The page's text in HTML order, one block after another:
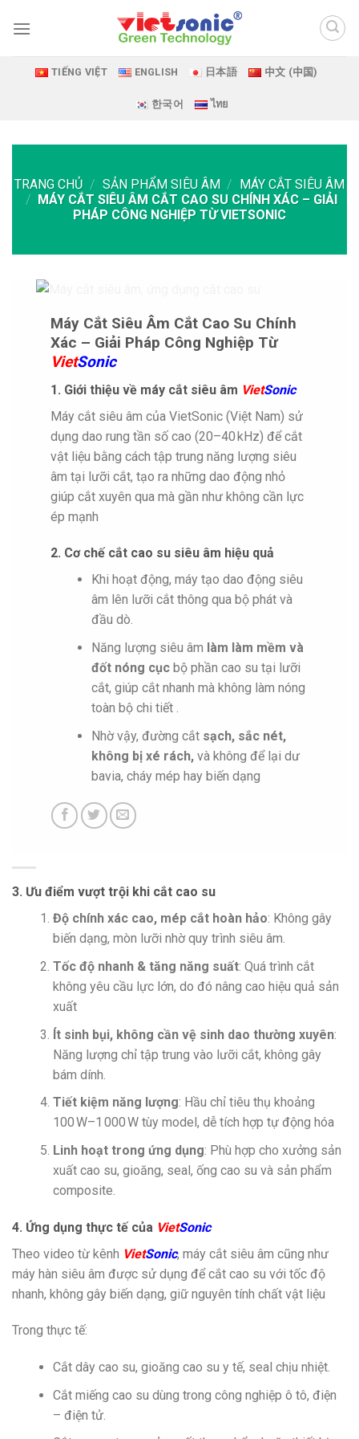
TIẾNG VIỆT ENGLISH 日本語 中文 (中国)
한국어 ไทย
TRANG CHỦ / SẢN PHẨM SIÊU ÂM / MÁY CẮT SIÊU ÂM
/ MÁY CẮT SIÊU ÂM CẮT CAO SU CHÍNH XÁC – GIẢI
PHÁP CÔNG NGHIỆP TỪ VIETSONIC
Máy Cắt Siêu Âm Cắt Cao Su Chính
Xác – Giải Pháp Công Nghiệp Từ
VietSonic
1. Giới thiệu về máy cắt siêu âm VietSonic
Máy cắt siêu âm của VietSonic (Việt Nam) sử
dụng dao rung tần số cao (20–40 kHz) để cắt
vật liệu bằng cách tập trung năng lượng siêu
âm tại lưỡi cắt, tạo ra những dao động nhỏ
giúp cắt xuyên qua mà gần như không cần lực
ép mạnh
2. Cơ chế cắt cao su siêu âm hiệu quả
Khi hoạt động, máy tạo dao động siêu
âm lên lưỡi cắt thông qua bộ phát và
đầu dò.
Năng lượng siêu âm làm làm mềm và
đốt nóng cụcbộ phần cao su tại lưỡi
cắt, giúp cắt nhanh mà không làm nóng
toàn bộ chi tiết .
Nhờ vậy, đường cắt sạch, sắc nét,
không bị xé rách,và không để lại dư
bavia, cháy mép hay biến dạng
3. Ưu điểm vượt trội khi cắt cao su
Độ chính xác cao, mép cắt hoàn hảo: Không gây
biến dạng, mòn lưỡi nhờ quy trình siêu âm.
Tốc độ nhanh & tăng năng suất: Quá trình cắt
không yêu cầu lực lớn, do đó nâng cao hiệu quả sản
xuất
Ít sinh bụi, không cần vệ sinh dao thường xuyên:
Năng lượng chỉ tập trung vào lưỡi cắt, không gây
bám dính.
Tiết kiệm năng lượng: Hầu chỉ tiêu thụ khoảng
100 W–1 000 W tùy model, dễ tích hợp tự động hóa
Linh hoạt trong ứng dụng: Phù hợp cho xưởng sản
xuất cao su, gioăng, seal, ống cao su và sản phẩm
composite.
4. Ứng dụng thực tế của VietSonic
Theo video từ kênh VietSonic, máy cắt siêu âm cũng như
máy hàn siêu âm được sử dụng để cắt cao su với tốc độ
nhanh, không gây biến dạng, giữ nguyên tính chất vật liệu
Trong thực tế:
Cắt dây cao su, gioăng cao su y tế, seal chịu nhiệt.
Cắt miếng cao su dùng trong công nghiệp ô tô, điện
– điện tử.